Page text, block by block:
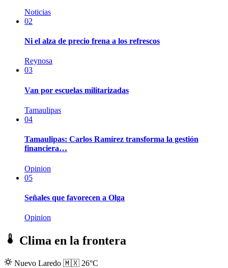
Noticias
02
Ni el alza de precio frena a los refrescos
Reynosa
03
Van por escuelas militarizadas
Tamaulipas
04
Tamaulipas: Carlos Ramírez transforma la gestión
financiera…
Opinion
05
Señales que favorecen a Olga
Opinion
Clima en la frontera
Nuevo Laredo 🇲🇽 26°C